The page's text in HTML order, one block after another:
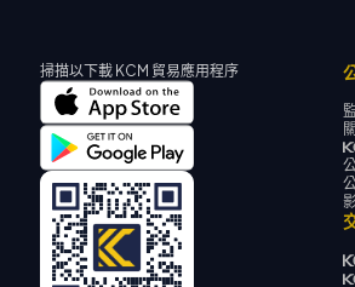
掃描以下載 KCM 貿易應用程序